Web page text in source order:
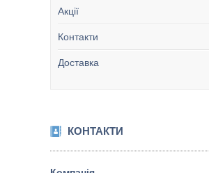
Акції
Контакти
Доставка
КОНТАКТИ